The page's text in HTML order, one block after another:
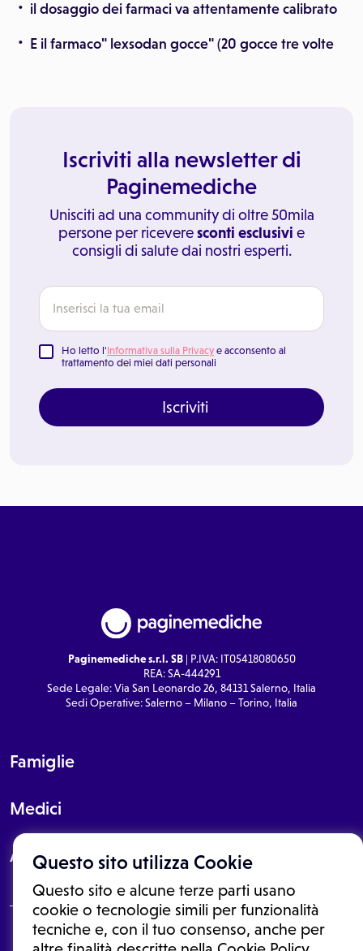
Questo sito utilizza Cookie
Questo sito e alcune terze parti usano
cookie o tecnologie simili per funzionalità
tecniche e, con il tuo consenso, anche per
il dosaggio dei farmaci va attentamente calibrato
E il farmaco" lexsodan gocce" (20 gocce tre volte
Iscriviti alla newsletter di
Paginemediche
Unisciti ad una community di oltre 50mila
persone per riceveresconti esclusivi e
consigli di salute dai nostri esperti.
Ho letto l'Informativa sulla Privacy e acconsento al
trattamento dei miei dati personali
Iscriviti
Paginemediche s.r.l. SB| P.IVA: IT05418080650
REA: SA-444291
Sede Legale: Via San Leonardo 26, 84131 Salerno, Italia
Sedi Operative: Salerno – Milano – Torino, Italia
Famiglie
Medici
About
Le informazioni proposte in questo sito non sono un consulto medico.